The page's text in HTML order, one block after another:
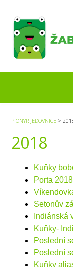
c
t
PIONÝR JEDOVNICE >
2018
Kuňky
Porta 2018
Setonův
Indiánská
Kuňky-
Poslední
Poslední
Kuňky